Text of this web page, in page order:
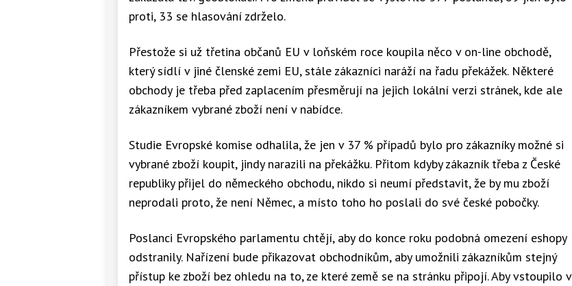
proti, 33 se hlasování zdrželo.
Přestože si už třetina občanů EU v loňském roce koupila něco v on-line obchodě,
který sídlí v jiné členské zemi EU, stále zákazníci naráží na řadu překážek. Některé
obchody je třeba před zaplacením přesměrují na jejich lokální verzi stránek, kde ale
zákazníkem vybrané zboží není v nabídce.
Studie Evropské komise odhalila, že jen v 37 % případů bylo pro zákazníky možné si
vybrané zboží koupit, jindy narazili na překážku. Přitom kdyby zákazník třeba z České
republiky přijel do německého obchodu, nikdo si neumí představit, že by mu zboží
neprodali proto, že není Němec, a místo toho ho poslali do své české pobočky.
Poslanci Evropského parlamentu chtějí, aby do konce roku podobná omezení eshopy
odstranily. Nařízení bude přikazovat obchodníkům, aby umožnili zákazníkům stejný
přístup ke zboží bez ohledu na to, ze které země se na stránku připojí. Aby vstoupilo v